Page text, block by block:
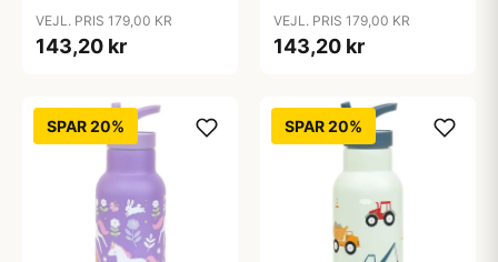
VEJL. PRIS 179,00 KR
143,20 kr
VEJL. PRIS 179,00 KR
143,20 kr
SPAR 20% SPAR 20%